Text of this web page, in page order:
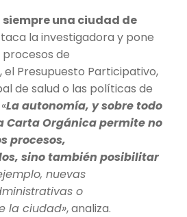
siempre una ciudad de
la investigadora y pone
de
Presupuesto Participativo,
de salud o las políticas de
La autonomía, y sobre todo
Carta Orgánica permite no
procesos,
sino también posibilitar
nuevas
o
la ciudad», analiza.